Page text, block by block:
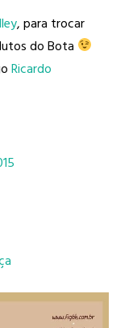
, para trocar
do Bota
Ricardo